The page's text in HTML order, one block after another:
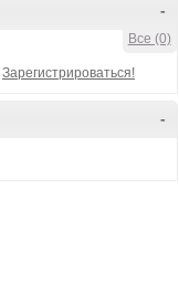
-
Все (0)
Зарегистрироваться!
-